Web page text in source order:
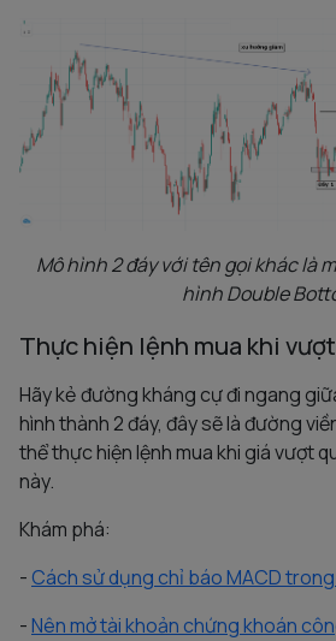
Mô hình 2 đáy với tên gọi khác là
hình Double
Thực hiện lệnh mua khi
Hãy kẻ đường kháng cự đi ngang
hình thành 2 đáy, đây sẽ là đường
thể thực hiện lệnh mua khi giá vượt
này.
Khám phá:
- Cách sử dụng chỉ báo MACD
-Nên mở tài khoản chứng khoán